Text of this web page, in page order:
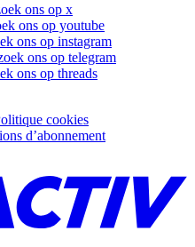
ons op x
ons op youtube
ons op instagram
ons op telegram
ons op threads
cookies
d’abonnement